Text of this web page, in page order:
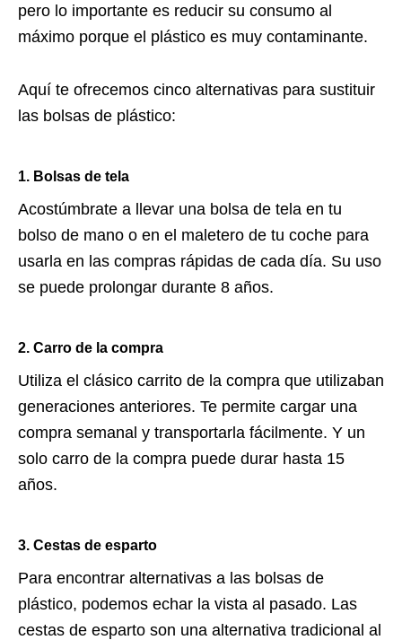
pero lo importante es reducir su consumo al
máximo porque el plástico es muy contaminante.
Aquí te ofrecemos cinco alternativas para sustituir
las bolsas de plástico:
1. Bolsas de tela
Acostúmbrate a llevar una bolsa de tela en tu
bolso de mano o en el maletero de tu coche para
usarla en las compras rápidas de cada día. Su uso
se puede prolongar durante 8 años.
2. Carro de la compra
Utiliza el clásico carrito de la compra que utilizaban
generaciones anteriores. Te permite cargar una
compra semanal y transportarla fácilmente. Y un
solo carro de la compra puede durar hasta 15
años.
3. Cestas de esparto
Para encontrar alternativas a las bolsas de
plástico, podemos echar la vista al pasado. Las
cestas de esparto son una alternativa tradicional al